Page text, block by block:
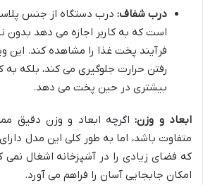
درب شفاف: درب دستگاه از جنس
است که به کاربر اجازه می دهد بدون
فرآیند پخت غذا را مشاهده کند. این
رفتن حرارت جلوگیری می کند، بلکه به
بیشتری در حین پخت می دهد.
ابعاد و وزن:اگرچه ابعاد و وزن دقیق
متفاوت باشد، اما به طور کلی این مدل
که فضای زیادی را در آشپزخانه اشغال
امکان جابجایی آسان را فراهم می آورد.